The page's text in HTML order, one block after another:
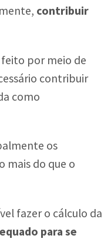
contribuir
por meio de
contribuir
como
os
mais do que o
fazer o cálculo da
para se